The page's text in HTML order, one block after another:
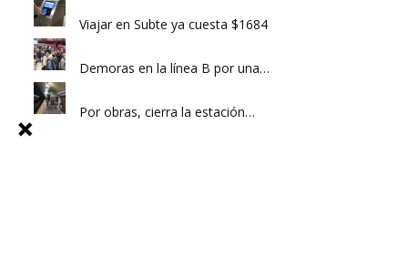
Viajar en Subte ya cuesta $1684
Demoras en la línea B por una…
Por obras, cierra la estación…